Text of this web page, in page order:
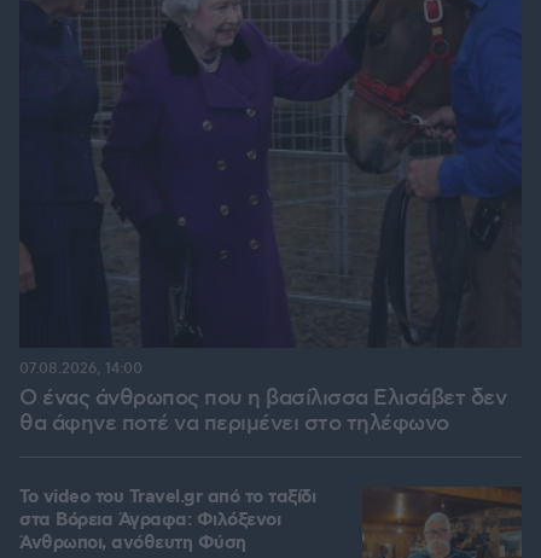
Ο ένας άνθρωπος που η βασίλισσα Ελισάβετ δεν
θα άφηνε ποτέ να περιμένει στο τηλέφωνο
07.08.2026, 14:00
To video του Travel.gr από το ταξίδι
στα Βόρεια Άγραφα: Φιλόξενοι
Άνθρωποι, ανόθευτη Φύση